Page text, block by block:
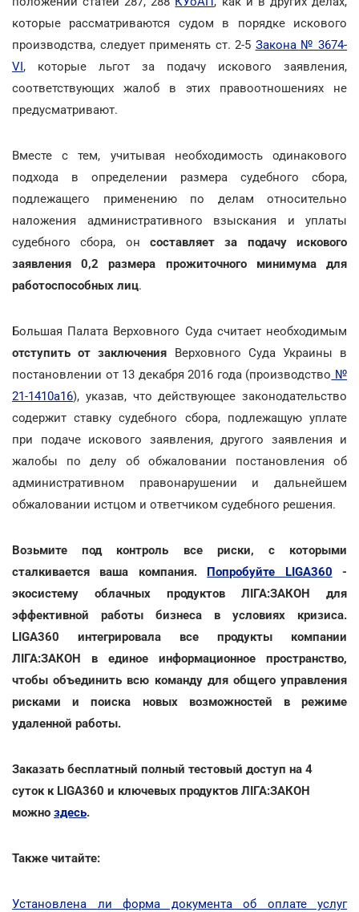
которые рассматриваются судом в порядке искового
производства, следует применять ст. 2-5 Закона № 3674-
VI, которые льгот за подачу искового заявления,
соответствующих жалоб в этих правоотношениях не
предусматривают.
Вместе с тем, учитывая необходимость одинакового
подхода в определении размера судебного сбора,
подлежащего применению по делам относительно
наложения административного взыскания и уплаты
судебного сбора, он составляет за подачу искового
заявления 0,2 размера прожиточного минимума для
работоспособных лиц.
Большая Палата Верховного Суда считает необходимым
отступить от заключения Верховного Суда Украины в
постановлении от 13 декабря 2016 года (производство №
21-1410а16), указав, что действующее законодательство
содержит ставку судебного сбора, подлежащую уплате
при подаче искового заявления, другого заявления и
жалобы по делу об обжаловании постановления об
административном правонарушении и дальнейшем
обжаловании истцом и ответчиком судебного решения.
Возьмите под контроль все риски, с которыми
сталкивается ваша компания. Попробуйте LIGA360 -
экосистему облачных продуктов ЛІГА:ЗАКОН для
эффективной работы бизнеса в условиях кризиса.
LIGA360 интегрировала все продукты компании
ЛІГА:ЗАКОН в единое информационное пространство,
чтобы объединить всю команду для общего управления
рисками и поиска новых возможностей в режиме
удаленной работы.
Заказать бесплатный полный тестовый доступ на 4
суток к LIGA360 и ключевых продуктов ЛІГА:ЗАКОН
можно здесь.
Также читайте:
Установлена ли форма документа об оплате услуг